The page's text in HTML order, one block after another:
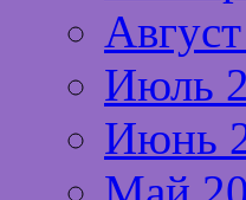
Июль
Июнь